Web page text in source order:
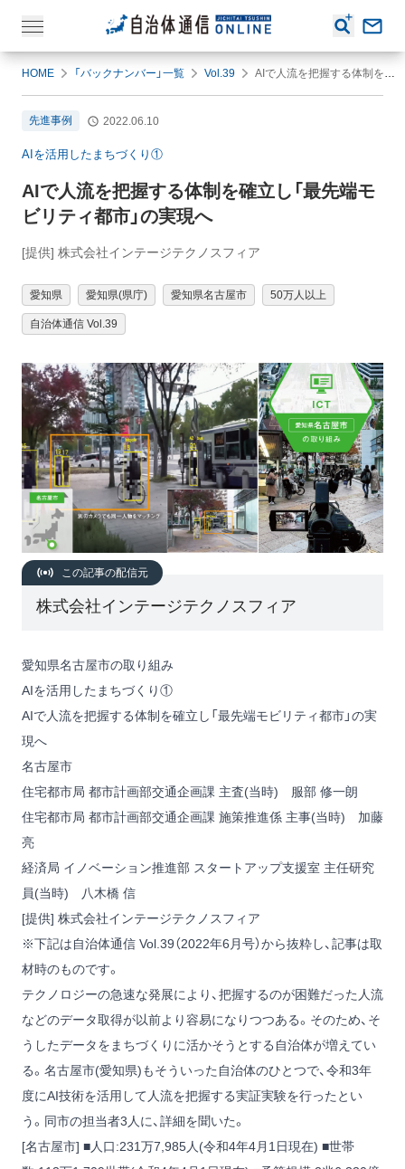
HOME 「バックナンバー」一覧 Vol.39 AIで人流を把握する体制を確立し「最先端モビリティ都市」の実現へ
先進事例 2022.06.10
AIを活用したまちづくり①
AIで人流を把握する体制を確立し「最先端モ
ビリティ都市」の実現へ
[提供] 株式会社インテージテクノスフィア
愛知県 愛知県(県庁) 愛知県名古屋市 50万人以上
自治体通信 Vol.39
この記事の配信元
株式会社インテージテクノスフィア
愛知県名古屋市の取り組み
AIを活用したまちづくり①
AIで人流を把握する体制を確立し「最先端モビリティ都市」の実
現へ
名古屋市
住宅都市局 都市計画部交通企画課 主査(当時) 服部 修一朗
住宅都市局 都市計画部交通企画課 施策推進係 主事(当時) 加藤
亮
経済局 イノベーション推進部 スタートアップ支援室 主任研究
員(当時) 八木橋 信
[提供] 株式会社インテージテクノスフィア
※下記は自治体通信 Vol.39（2022年6月号）から抜粋し、記事は取
材時のものです。
テクノロジーの急速な発展により、把握するのが困難だった人流
などのデータ取得が以前より容易になりつつある。そのため、そ
うしたデータをまちづくりに活かそうとする自治体が増えてい
る。名古屋市(愛知県)もそういった自治体のひとつで、令和3年
度にAI技術を活用して人流を把握する実証実験を行ったとい
う。同市の担当者3人に、詳細を聞いた。
[名古屋市] ■人口:231万7,985人(令和4年4月1日現在) ■世帯